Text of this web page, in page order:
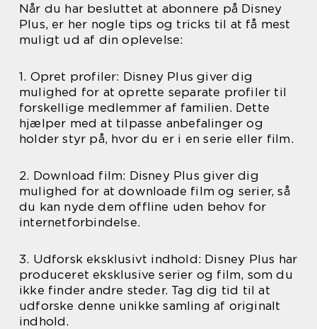
Når du har besluttet at abonnere på Disney
Plus, er her nogle tips og tricks til at få mest
muligt ud af din oplevelse:
1. Opret profiler: Disney Plus giver dig
mulighed for at oprette separate profiler til
forskellige medlemmer af familien. Dette
hjælper med at tilpasse anbefalinger og
holder styr på, hvor du er i en serie eller film.
2. Download film: Disney Plus giver dig
mulighed for at downloade film og serier, så
du kan nyde dem offline uden behov for
internetforbindelse.
3. Udforsk eksklusivt indhold: Disney Plus har
produceret eksklusive serier og film, som du
ikke finder andre steder. Tag dig tid til at
udforske denne unikke samling af originalt
indhold.